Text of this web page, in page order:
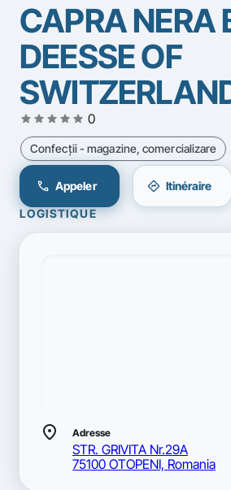
CAPRA NERA
DEESSE OF
star star star star star 0
Confecţii - magazine, comercializare
call Appeler directions Itinéraire
LOGISTIQUE
location_on Adresse
STR. GRIVITA Nr.29A
75100 OTOPENI, Romania